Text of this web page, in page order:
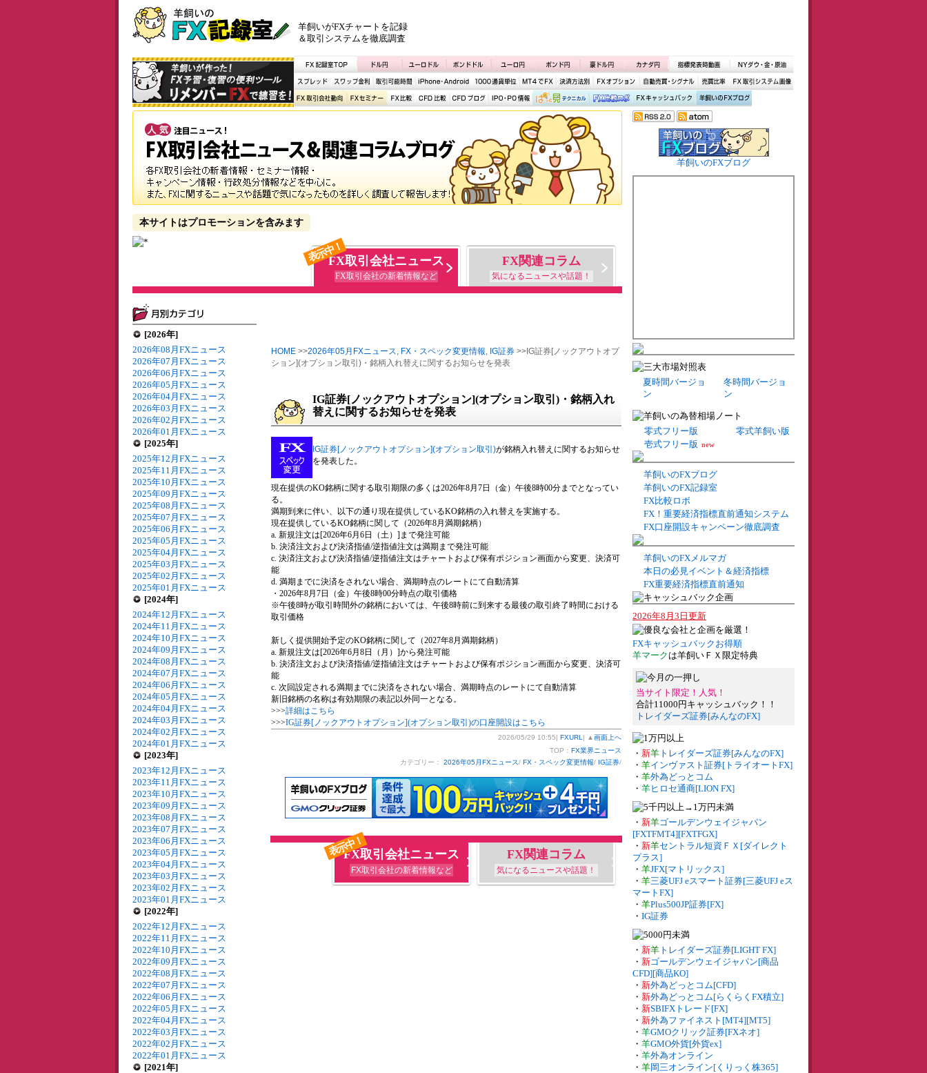
羊飼いがFXチャートを記録
＆取引システムを徹底調査
本サイトはプロモーションを含みます
表示中！FX取引会社ニュース
FX取引会社の新着情報など
FX関連コラム
気になるニュースや話題！
[2026年]
2026年08月FXニュース
2026年07月FXニュース
2026年06月FXニュース
2026年05月FXニュース
2026年04月FXニュース
2026年03月FXニュース
2026年02月FXニュース
2026年01月FXニュース
[2025年]
2025年12月FXニュース
2025年11月FXニュース
2025年10月FXニュース
2025年09月FXニュース
2025年08月FXニュース
2025年07月FXニュース
2025年06月FXニュース
2025年05月FXニュース
2025年04月FXニュース
2025年03月FXニュース
2025年02月FXニュース
2025年01月FXニュース
[2024年]
2024年12月FXニュース
2024年11月FXニュース
2024年10月FXニュース
2024年09月FXニュース
2024年08月FXニュース
2024年07月FXニュース
2024年06月FXニュース
2024年05月FXニュース
2024年04月FXニュース
2024年03月FXニュース
2024年02月FXニュース
2024年01月FXニュース
[2023年]
2023年12月FXニュース
2023年11月FXニュース
2023年10月FXニュース
2023年09月FXニュース
2023年08月FXニュース
2023年07月FXニュース
2023年06月FXニュース
2023年05月FXニュース
2023年04月FXニュース
2023年03月FXニュース
2023年02月FXニュース
2023年01月FXニュース
[2022年]
2022年12月FXニュース
2022年11月FXニュース
2022年10月FXニュース
2022年09月FXニュース
2022年08月FXニュース
2022年07月FXニュース
2022年06月FXニュース
2022年05月FXニュース
2022年04月FXニュース
2022年03月FXニュース
2022年02月FXニュース
2022年01月FXニュース
[2021年]
HOME >>2026年05月FXニュース, FX・スペック変更情報, IG証券 >>IG証券[ノックアウトオプ
ション](オプション取引)・銘柄入れ替えに関するお知らせを発表
IG証券[ノックアウトオプション](オプション取引)・銘柄入れ
替えに関するお知らせを発表
IG証券[ノックアウトオプション](オプション取引)が銘柄入れ替えに関するお知らせ
を発表した。
現在提供のKO銘柄に関する取引期限の多くは2026年8月7日（金）午後8時00分までとなってい
る。
満期到来に伴い、以下の通り現在提供しているKO銘柄の入れ替えを実施する。
現在提供しているKO銘柄に関して（2026年8月満期銘柄）
a. 新規注文は[2026年6月6日（土）]まで発注可能
b. 決済注文および決済指値/逆指値注文は満期まで発注可能
c. 決済注文および決済指値/逆指値注文はチャートおよび保有ポジション画面から変更、決済可
能
d. 満期までに決済をされない場合、満期時点のレートにて自動清算
・2026年8月7日（金）午後8時00分時点の取引価格
※午後8時が取引時間外の銘柄においては、午後8時前に到来する最後の取引終了時間における
取引価格
新しく提供開始予定のKO銘柄に関して（2027年8月満期銘柄）
a. 新規注文は[2026年6月8日（月）]から発注可能
b. 決済注文および決済指値/逆指値注文はチャートおよび保有ポジション画面から変更、決済可
能
c. 次回設定される満期までに決済をされない場合、満期時点のレートにて自動清算
新旧銘柄の名称は有効期限の表記以外同一となる。
>>>詳細はこちら
>>>IG証券[ノックアウトオプション](オプション取引)の口座開設はこちら
2026/05/29 10:55| FXURL | ▲ 画面上へ
TOP： FX業界ニュース
カテゴリー： 2026年05月FXニュース/ FX・スペック変更情報/ IG証券/
表示中！
FX取引会社ニュース
FX取引会社の新着情報など
FX関連コラム
気になるニュースや話題！
羊飼いのFXブログ
夏時間バージョ
ン
冬時間バージョ
ン
零式フリー版
零式羊飼い版
壱式フリー版 new
羊飼いのFXブログ
羊飼いのFX記録室
FX比較ロボ
FX！重要経済指標直前通知システム
FX口座開設キャンペーン徹底調査
羊飼いのFXメルマガ
本日の必見イベント＆経済指標
FX重要経済指標直前通知
2026年8月3日更新
FXキャッシュバックお得順
羊マーク は羊飼いＦＸ限定特典
当サイト限定！人気！
合計11000円キャッシュバック！！
トレイダーズ証券[みんなのFX]
・ 新羊 トレイダーズ証券[みんなのFX]
・ 羊インヴァスト証券[トライオートFX]
・ 羊外為どっとコム
・ 羊ヒロセ通商[LION FX]
・ 新羊ゴールデンウェイジャパン
[FXTFMT4][FXTFGX]
・ 新羊セントラル短資ＦＸ[ダイレクト
プラス]
・ 羊JFX[マトリックス]
・ 羊三菱UFJ eスマート証券[三菱UFJ eス
マートFX]
・ 羊Plus500JP証券[FX]
・ IG証券
・ 新羊 トレイダーズ証券[LIGHT FX]
・ 新ゴールデンウェイジャパン[商品
CFD][商品KO]
・ 新外為どっとコム[CFD]
・ 新外為どっとコム[らくらくFX積立]
・ 新SBIFXトレード[FX]
・ 新外為ファイネスト[MT4][MT5]
・ 羊GMOクリック証券[FXネオ]
・ 羊GMO外貨[外貨ex]
・ 羊外為オンライン
・ 羊岡三オンライン[くりっく株365]